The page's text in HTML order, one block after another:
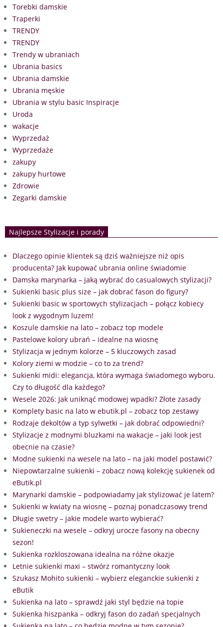
Torebki damskie
Traperki
TRENDY
TRENDY
Trendy w ubraniach
Ubrania basics
Ubrania damskie
Ubrania męskie
Ubrania w stylu basic Inspiracje
Uroda
wakacje
Wyprzedaż
Wyprzedaże
zakupy
zakupy hurtowe
Zdrowie
Zegarki damskie
Najlepsze Stylizacje i porady
Dlaczego opinie klientek są dziś ważniejsze niż opis
producenta? Jak kupować ubrania online świadomie
Damska marynarka – jaką wybrać do casualowych stylizacji?
Sukienki basic plus size – jak dobrać fason do figury?
Sukienki basic w sportowych stylizacjach – połącz kobiecy
look z wygodnym luzem!
Koszule damskie na lato – zobacz top modele
Pastelowe kolory ubrań – idealne na wiosnę
Stylizacja w jednym kolorze – 5 kluczowych zasad
Kolory ziemi w modzie – co to za trend?
Sukienki midi: elegancja, która wymaga świadomego wyboru.
Czy to długość dla każdego?
Wesele 2026: Jak uniknąć modowej wpadki? Złote zasady
Komplety basic na lato w ebutik.pl – zobacz top zestawy
Rodzaje dekoltów a typ sylwetki – jak dobrać odpowiedni?
Stylizacje z modnymi bluzkami na wakacje – jaki look jest
obecnie na czasie?
Modne sukienki na wesele na lato – na jaki model postawić?
Niepowtarzalne sukienki – zobacz nową kolekcję sukienek od
eButik.pl
Marynarki damskie – podpowiadamy jak stylizować je latem?
Sukienki w kwiaty na wiosnę – poznaj ponadczasowy trend
Długie swetry – jakie modele warto wybierać?
Sukieneczki na wesele – odkryj urocze fasony na obecny
sezon!
Sukienka rozkloszowana idealna na różne okazje
Letnie sukienki maxi – stwórz romantyczny look
Szukasz Mohito sukienki – wybierz eleganckie sukienki z
eButik
Sukienka na lato – sprawdź jaki styl będzie na topie
Sukienka hiszpanka – odkryj fason do zadań specjalnych